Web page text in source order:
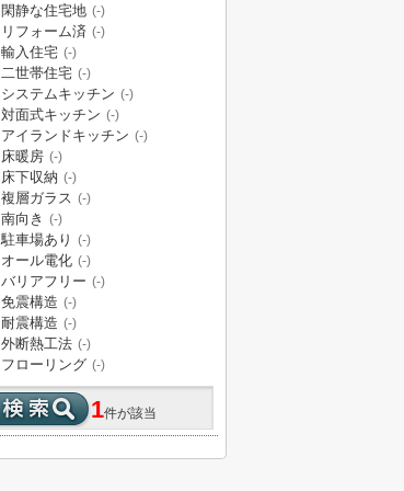
閑静な住宅地 (-)
リフォーム済 (-)
輸入住宅 (-)
二世帯住宅 (-)
システムキッチン (-)
対面式キッチン (-)
アイランドキッチン (-)
床暖房 (-)
床下収納 (-)
複層ガラス (-)
南向き (-)
駐車場あり (-)
オール電化 (-)
バリアフリー (-)
免震構造 (-)
耐震構造 (-)
外断熱工法 (-)
フローリング (-)
1件が該当